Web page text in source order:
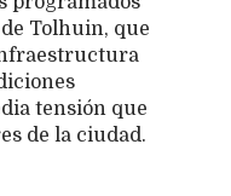
Tolhuin, que
tensión que
de la ciudad.